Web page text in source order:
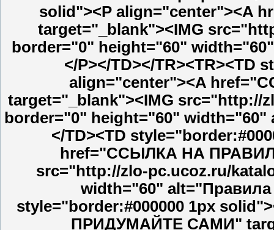
solid"><P
target="_blank"><IMG
border="0" height="60"
</P></TD></TR><TR><TD
align="center"><A
target="_blank"><IMG src="http://
border="0" height="60"
</TD><TD
href="ССЫЛКА НА
src="http://zlo-pc.ucoz.ru/
width="60" alt="Правила
style="border:#000000 1px
ПРИДУМАЙТЕ САМИ"